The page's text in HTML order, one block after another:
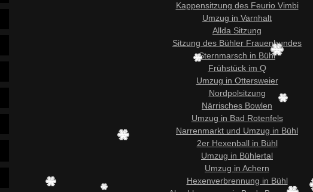
Kappensitzung des Feurio Vimbi
Umzug in Varnhalt
Allda Sitzung
Sitzung des Bühler Frauenbundes
Sternmarsch in Bühl
Frühstück im Q
Umzug in Ottersweier
Nordpolsitzung
Närrisches Bowlen
Umzug in Bad Rotenfels
Narrenmarkt und Umzug in Bühl
2er Hexenball in Bühl
Umzug in Bühlertal
Umzug in Achern
Hexenverbrennung in Bühl